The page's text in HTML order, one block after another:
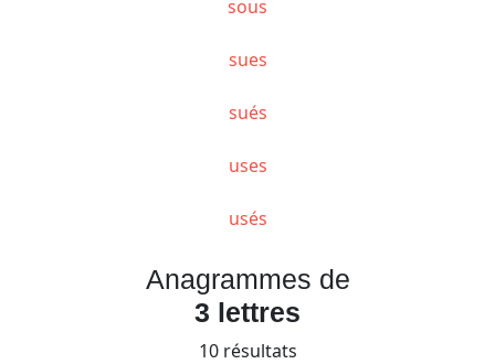
sous
sues
sués
uses
usés
Anagrammes de
3 lettres
10 résultats